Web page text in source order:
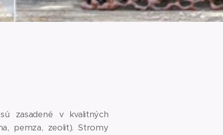
zasadené v kvalitných
pemza, zeolit). Stromy